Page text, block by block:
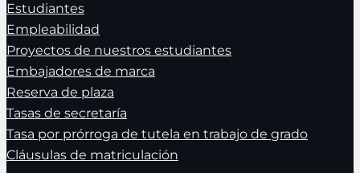
Estudiantes
Empleabilidad
Proyectos de nuestros estudiantes
Embajadores de marca
Reserva de plaza
Tasas de secretaría
Tasa por prórroga de tutela en trabajo de grado
Cláusulas de matriculación